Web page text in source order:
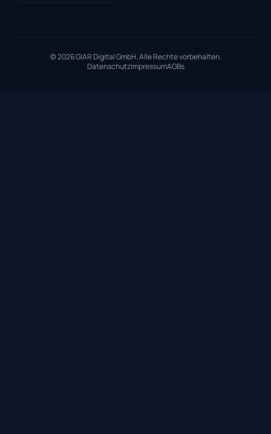
© 2026 GIAR Digital GmbH. Alle Rechte vorbehalten.
DatenschutzImpressumAGBs